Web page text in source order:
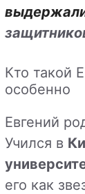
Кто такой
особенно
Евгений
Учился в
его как